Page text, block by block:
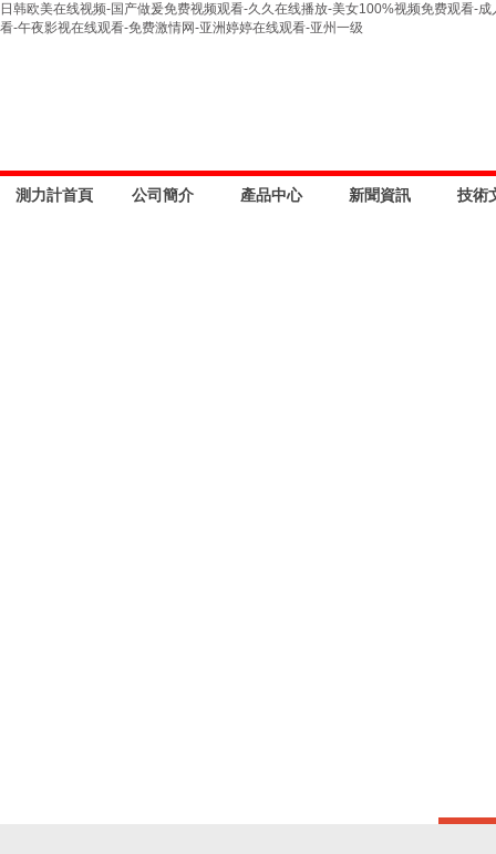
日韩欧美在线视频-国产做爰免费视频观看-久久在线播放-美女100%视频免费观看-
看-午夜影视在线观看-免费激情网-亚洲婷婷在线观看-亚州一级
測力計首頁 公司簡介 產品中心 新聞資訊 技術